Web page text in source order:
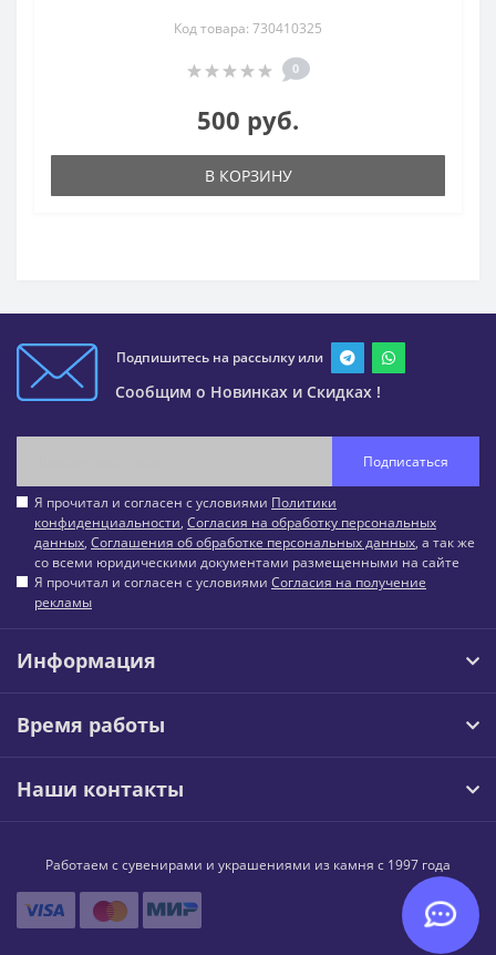
Код товара: 730410325
0
500 руб.
В КОРЗИНУ
Подпишитесь на рассылку или
Сообщим о Новинках и Скидках !
Подписаться
Я прочитал и согласен с условиями Политики
конфиденциальности, Согласия на обработку персональных
данных, Соглашения об обработке персональных данных, а так же
со всеми юридическими документами размещенными на сайте
Я прочитал и согласен с условиями Согласия на получение
рекламы
Информация
Время работы
Наши контакты
Работаем с сувенирами и украшениями из камня с 1997 года